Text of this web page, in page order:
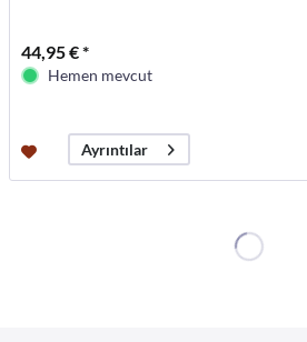
44,95 € *
Hemen mevcut
Ayrıntılar